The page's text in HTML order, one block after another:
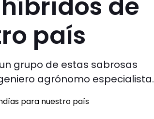
país
grupo de estas sabrosas
agrónomo especialista.